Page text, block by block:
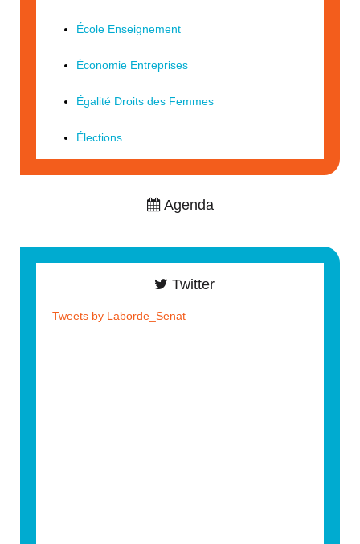
École Enseignement
Économie Entreprises
Égalité Droits des Femmes
Élections
Agenda
Twitter
Tweets by Laborde_Senat